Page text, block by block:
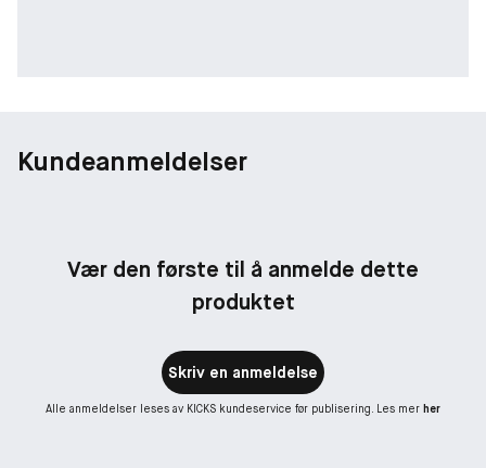
Kundeanmeldelser
Vær den første til å anmelde dette
produktet
Skriv en anmeldelse
Alle anmeldelser leses av KICKS kundeservice før publisering. Les mer her